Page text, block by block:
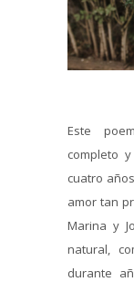
Este
completo
cuatro
amor tan
Marina y
natural,
durante